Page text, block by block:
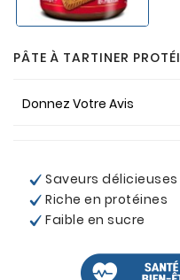
PÂTE À TARTINER
Donnez Votre Avis
Saveurs délicieuses
Riche en protéines
Faible en sucre